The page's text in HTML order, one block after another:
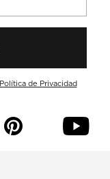
Política de Privacidad
p y